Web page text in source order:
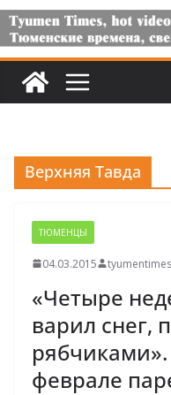
Верхняя Тавда
ТЮМЕНЦЫ
04.03.2015 tyumentimes
«Четыре
варил снег,
феврале